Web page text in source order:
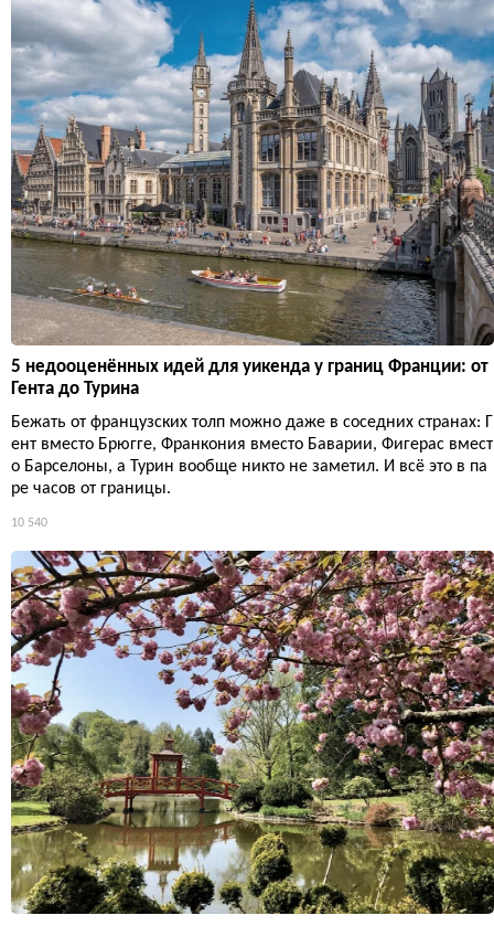
5 недооценённых идей для уикенда у границ Франции: от
Гента до Турина
Бежать от французских толп можно даже в соседних странах: Г
ент вместо Брюгге, Франкония вместо Баварии, Фигерас вмест
о Барселоны, а Турин вообще никто не заметил. И всё это в па
ре часов от границы.
10 540